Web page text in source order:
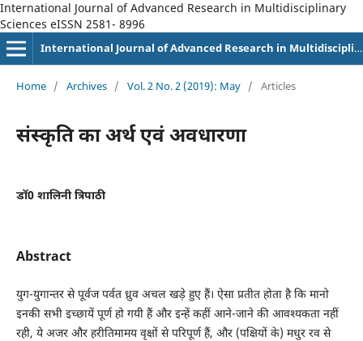
International Journal of Advanced Research in Multidisciplinary
Sciences eISSN 2581- 8996
International Journal of Advanced Research in Multidisciplinary Sciences eISSN 2581-8996
Home / Archives / Vol. 2 No. 2 (2019): May / Articles
संस्कृति का अर्थ एवं अवधारणा
डॉ0 शालिनी त्रिपाठी
Abstract
युग-युगान्तर से पूर्वज पर्वत ध्रुव अचल खड़े हुए हैं। ऐसा प्रतीत होता है कि मानो
इनकी सभी इच्छायें पूर्ण हो गयी हैं और इन्हें कहीं आने-जाने की आवश्यकता नहीं
रही, ये अजर और हरीतिमामय वृक्षों से परिपूर्ण हैं, और (पक्षियों के) मधुर रव से